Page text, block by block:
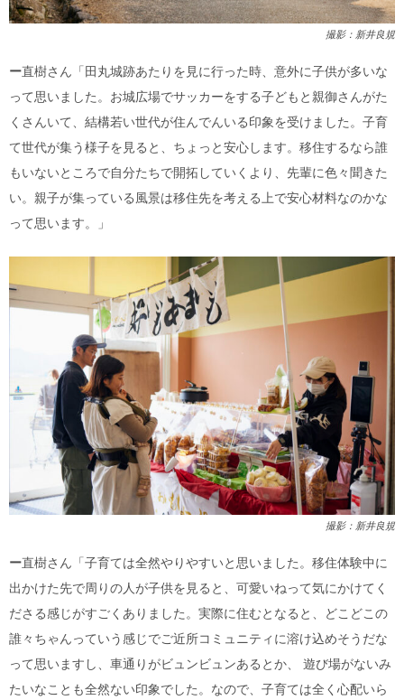
撮影：新井良規
ー直樹さん「田丸城跡あたりを見に行った時、意外に子供が多いな
って思いました。お城広場でサッカーをする子どもと親御さんがた
くさんいて、結構若い世代が住んでんいる印象を受けました。子育
て世代が集う様子を見ると、ちょっと安心します。移住するなら誰
もいないところで自分たちで開拓していくより、先輩に色々聞きた
い。親子が集っている風景は移住先を考える上で安心材料なのかな
って思います。」
撮影：新井良規
ー直樹さん「子育ては全然やりやすいと思いました。移住体験中に
出かけた先で周りの人が子供を見ると、可愛いねって気にかけてく
ださる感じがすごくありました。実際に住むとなると、どこどこの
誰々ちゃんっていう感じでご近所コミュニティに溶け込めそうだな
って思いますし、車通りがビュンビュンあるとか、 遊び場がないみ
たいなことも全然ない印象でした。なので、子育ては全く心配いら